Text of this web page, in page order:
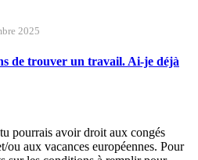
2025
de trouver un travail. Ai-je déjà
pourrais avoir droit aux congés
ou aux vacances européennes. Pour